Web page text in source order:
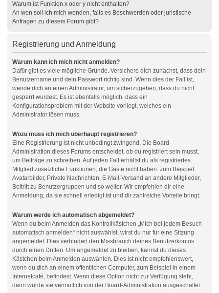
Warum ist Funktion x oder y nicht enthalten?
An wen soll ich mich wenden, falls es Beschwerden oder juristische
Anfragen zu diesem Forum gibt?
Registrierung und Anmeldung
Warum kann ich mich nicht anmelden?
Dafür gibt es viele mögliche Gründe. Versichere dich zunächst, dass dein
Benutzername und dein Passwort richtig sind. Wenn dies der Fall ist,
wende dich an einen Administrator, um sicherzugehen, dass du nicht
gesperrt wurdest. Es ist ebenfalls möglich, dass ein
Konfigurationsproblem mit der Website vorliegt, welches ein
Administrator lösen muss.
Wozu muss ich mich überhaupt registrieren?
Eine Registrierung ist nicht unbedingt zwingend. Die Board-
Administration dieses Forums entscheidet, ob du registriert sein musst,
um Beiträge zu schreiben. Auf jeden Fall erhältst du als registriertes
Mitglied zusätzliche Funktionen, die Gäste nicht haben: zum Beispiel
Avatarbilder, Private Nachrichten, E-Mail-Versand an andere Mitglieder,
Beitritt zu Benutzergruppen und so weiter. Wir empfehlen dir eine
Anmeldung, da sie schnell erledigt ist und dir zahlreiche Vorteile bringt.
Warum werde ich automatisch abgemeldet?
Wenn du beim Anmelden das Kontrollkästchen „Mich bei jedem Besuch
automatisch anmelden“ nicht auswählst, wirst du nur für eine Sitzung
angemeldet. Dies verhindert den Missbrauch deines Benutzerkontos
durch einen Dritten. Um angemeldet zu bleiben, kannst du dieses
Kästchen beim Anmelden auswählen. Dies ist nicht empfehlenswert,
wenn du dich an einem öffentlichen Computer, zum Beispiel in einem
Internetcafé, befindest. Wenn diese Option nicht zur Verfügung steht,
dann wurde sie vermutlich von der Board-Administration ausgeschaltet.